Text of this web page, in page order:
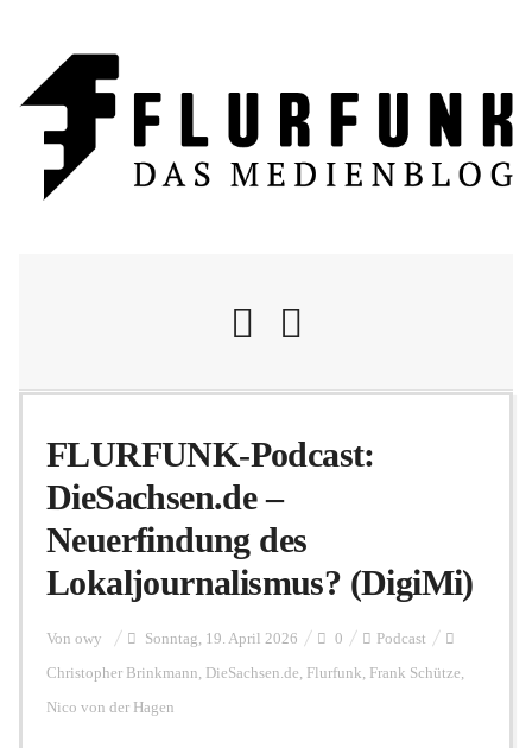
Nachrichten
Flurschelte
Personalien
Hintergrund
FLURFUNK-Podcast:
DieSachsen.de –
Neuerfindung des
Lokaljournalismus? (DigiMi)
Von owy Sonntag, 19. April 2026 0 Podcast
Christopher Brinkmann, DieSachsen.de, Flurfunk, Frank Schütze,
Nico von der Hagen